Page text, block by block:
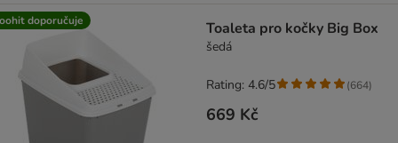
doporučuje Toaleta pro kočky Big Box
šedá
669 Kč
Rating: 4.6/5 (664)